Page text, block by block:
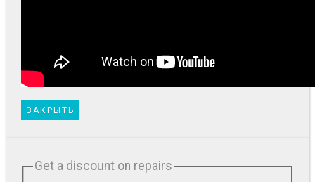
ЗАКРЫТЬ
Get a discount on repairs